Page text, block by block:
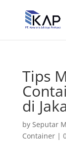
Tips
di
by Seputar
Container|